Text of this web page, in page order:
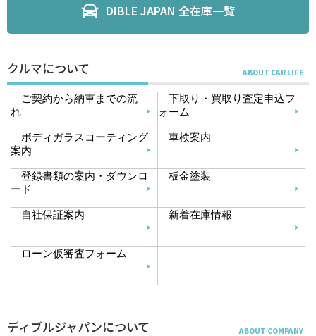
DIBLE JAPAN 全在庫一覧
クルマについて
ご契約から納車までの流
れ
下取り・買取り査定申込フ
ォーム
ボディガラスコーティング
案内
車検案内
登録書類の案内・ダウンロ
ード
板金塗装
自社保証案内 新着在庫情報
ローン仮審査フォーム
ディブルジャパンについて